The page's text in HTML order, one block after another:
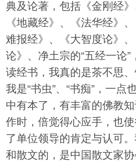
典及论著，包括《金刚经》
《地藏经》、《法华经》
难报经》、《大智度论》
论》、净土宗的“五经一论”
读经书，我真的是茶不思
我是“书虫”、“书痴”，一点
中有本了，有丰富的佛教
作时，倍觉得心应手，也
了单位领导的肯定与认可
和散文的，是中国散文家